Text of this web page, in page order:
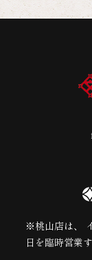
※桃山店は、
日を臨時営業